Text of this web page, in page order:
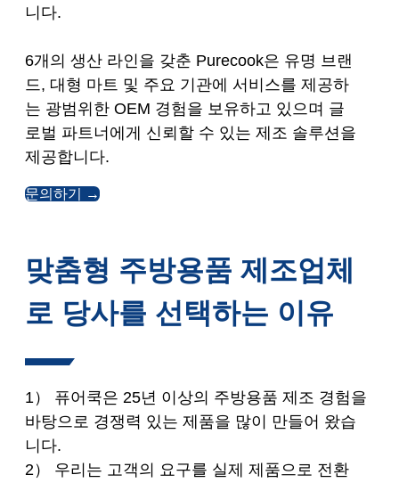
니다.
6개의 생산 라인을 갖춘 Purecook은 유명 브랜
드, 대형 마트 및 주요 기관에 서비스를 제공하
는 광범위한 OEM 경험을 보유하고 있으며 글
로벌 파트너에게 신뢰할 수 있는 제조 솔루션을
제공합니다.
문의하기 →
맞춤형 주방용품 제조업체
로 당사를 선택하는 이유
1） 퓨어쿡은 25년 이상의 주방용품 제조 경험을
바탕으로 경쟁력 있는 제품을 많이 만들어 왔습
니다.
2） 우리는 고객의 요구를 실제 제품으로 전환